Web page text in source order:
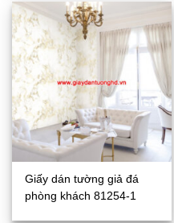
Giấy dán tường giả đá
phòng khách 81254-1